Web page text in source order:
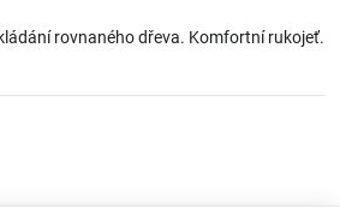
rovnaného dřeva. Komfortní rukojeť.